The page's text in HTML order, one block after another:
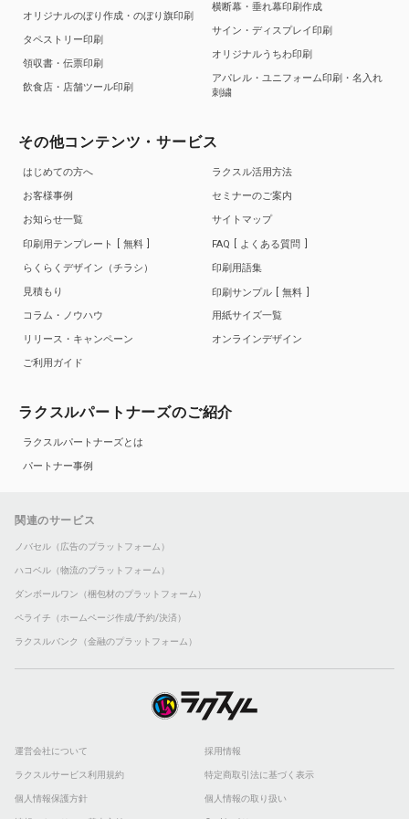
オリジナルのぼり作成・のぼり旗印刷
タペストリー印刷
領収書・伝票印刷
飲食店・店舗ツール印刷
横断幕・垂れ幕印刷作成
サイン・ディスプレイ印刷
オリジナルうちわ印刷
アパレル・ユニフォーム印刷・名入れ
刺繍
その他コンテンツ・サービス
はじめての方へ
お客様事例
お知らせ一覧
印刷用テンプレート
無料
らくらくデザイン（チラシ）
見積もり
コラム・ノウハウ
リリース・キャンペーン
ご利用ガイド
ラクスル活用方法
セミナーのご案内
サイトマップ
FAQ
よくある質問
印刷用語集
印刷サンプル
無料
用紙サイズ一覧
オンラインデザイン
ラクスルパートナーズのご紹介
ラクスルパートナーズとは
パートナー事例
関連のサービス
ノバセル（広告のプラットフォーム）
ハコベル（物流のプラットフォーム）
ダンボールワン（梱包材のプラットフォーム）
ペライチ（ホームページ作成/予約/決済）
ラクスルバンク（金融のプラットフォーム）
運営会社について 採用情報
ラクスルサービス利用規約 特定商取引法に基づく表示
個人情報保護方針 個人情報の取り扱い